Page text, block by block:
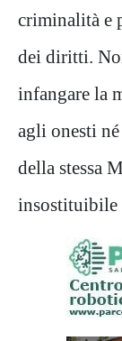
criminalità e
dei diritti.
infangare la
agli onesti
della stessa
insostituibile